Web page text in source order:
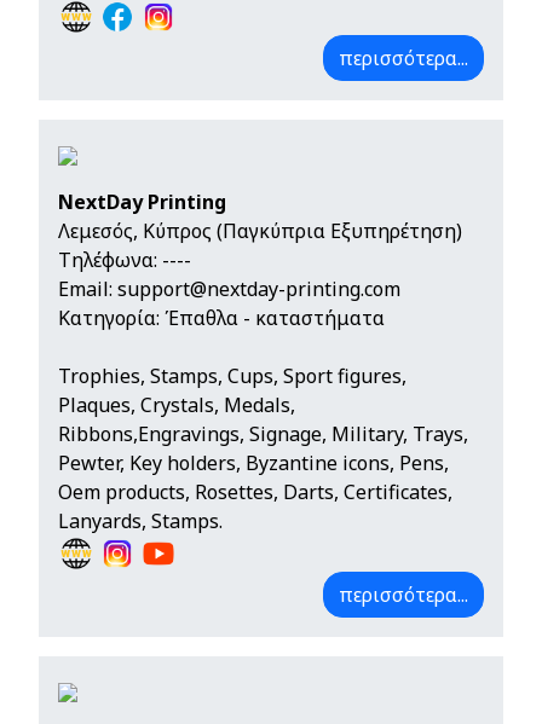
περισσότερα...
NextDay Printing
Λεμεσός, Κύπρος (Παγκύπρια Εξυπηρέτηση)
Τηλέφωνα: ----
Email: support@nextday-printing.com
Κατηγορία: Έπαθλα - καταστήματα
Trophies, Stamps, Cups, Sport figures,
Plaques, Crystals, Medals,
Ribbons,Engravings, Signage, Military, Trays,
Pewter, Key holders, Byzantine icons, Pens,
Oem products, Rosettes, Darts, Certificates,
Lanyards, Stamps.
περισσότερα...